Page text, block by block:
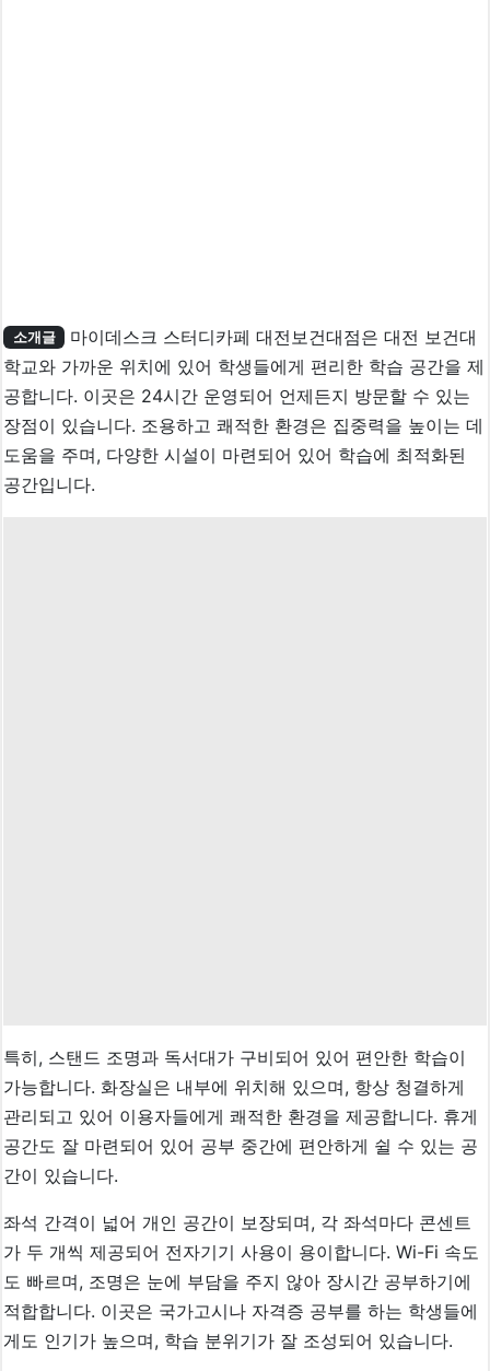
소개글
마이데스크 스터디카페 대전보건대점은 대전 보건대
학교와 가까운 위치에 있어 학생들에게 편리한 학습 공간을 제
공합니다. 이곳은 24시간 운영되어 언제든지 방문할 수 있는
장점이 있습니다. 조용하고 쾌적한 환경은 집중력을 높이는 데
도움을 주며, 다양한 시설이 마련되어 있어 학습에 최적화된
공간입니다.
특히, 스탠드 조명과 독서대가 구비되어 있어 편안한 학습이
가능합니다. 화장실은 내부에 위치해 있으며, 항상 청결하게
관리되고 있어 이용자들에게 쾌적한 환경을 제공합니다. 휴게
공간도 잘 마련되어 있어 공부 중간에 편안하게 쉴 수 있는 공
간이 있습니다.
좌석 간격이 넓어 개인 공간이 보장되며, 각 좌석마다 콘센트
가 두 개씩 제공되어 전자기기 사용이 용이합니다. Wi-Fi 속도
도 빠르며, 조명은 눈에 부담을 주지 않아 장시간 공부하기에
적합합니다. 이곳은 국가고시나 자격증 공부를 하는 학생들에
게도 인기가 높으며, 학습 분위기가 잘 조성되어 있습니다.